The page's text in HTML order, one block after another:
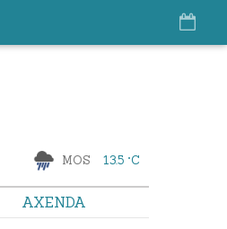
MOS 13.5 °C
AXENDA